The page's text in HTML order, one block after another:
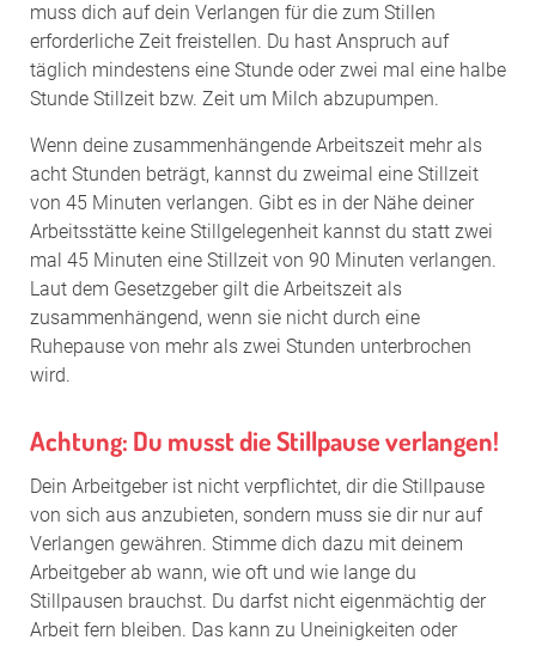
muss dich auf dein Verlangen für die zum Stillen
erforderliche Zeit freistellen. Du hast Anspruch auf
täglich mindestens eine Stunde oder zwei mal eine halbe
Stunde Stillzeit bzw. Zeit um Milch abzupumpen.
Wenn deine zusammenhängende Arbeitszeit mehr als
acht Stunden beträgt, kannst du zweimal eine Stillzeit
von 45 Minuten verlangen. Gibt es in der Nähe deiner
Arbeitsstätte keine Stillgelegenheit kannst du statt zwei
mal 45 Minuten eine Stillzeit von 90 Minuten verlangen.
Laut dem Gesetzgeber gilt die Arbeitszeit als
zusammenhängend, wenn sie nicht durch eine
Ruhepause von mehr als zwei Stunden unterbrochen
wird.
Achtung: Du musst die Stillpause verlangen!
Dein Arbeitgeber ist nicht verpflichtet, dir die Stillpause
von sich aus anzubieten, sondern muss sie dir nur auf
Verlangen gewähren. Stimme dich dazu mit deinem
Arbeitgeber ab wann, wie oft und wie lange du
Stillpausen brauchst. Du darfst nicht eigenmächtig der
Arbeit fern bleiben. Das kann zu Uneinigkeiten oder